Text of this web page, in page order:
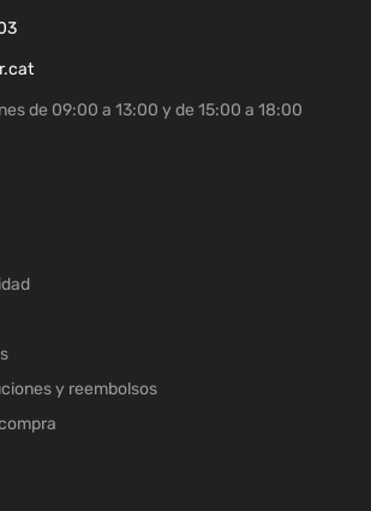
de 09:00 a 13:00 y de 15:00 a 18:00
y reembolsos